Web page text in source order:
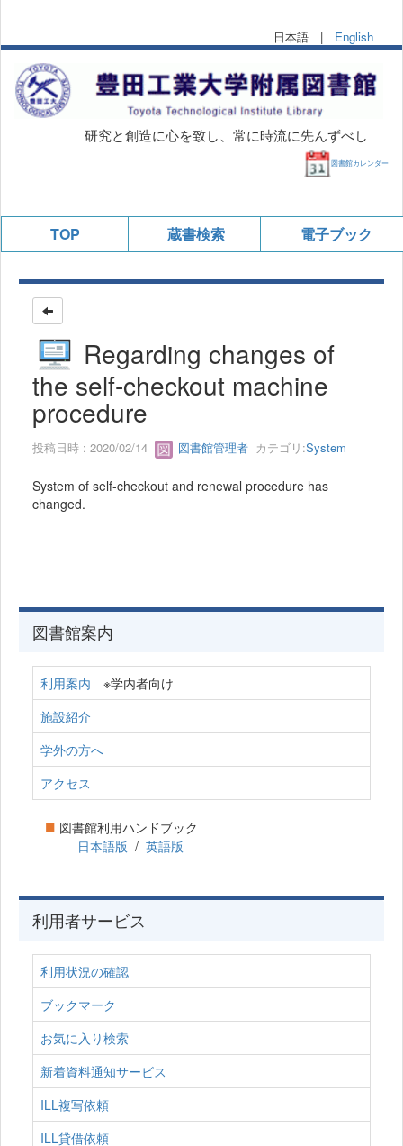
日本語 | English
研究と創造に心を致し、常に時流に先んずべし
図書館カレンダー
TOP 蔵書検索 電子ブック
Regarding changes of
the self-checkout machine
procedure
投稿日時 : 2020/02/14 図書館管理者 カテゴリ:System
System of self-checkout and renewal procedure has
changed.
図書館案内
利用案内 ※学内者向け
施設紹介
学外の方へ
アクセス
■ 図書館利用ハンドブック
日本語版 / 英語版
利用者サービス
利用状況の確認
ブックマーク
お気に入り検索
新着資料通知サービス
ILL複写依頼
ILL貸借依頼